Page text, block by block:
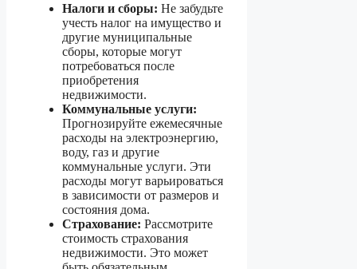
Налоги и сборы: Не забудьте
учесть налог на имущество и
другие муниципальные
сборы, которые могут
потребоваться после
приобретения
недвижимости.
Коммунальные услуги:
Прогнозируйте ежемесячные
расходы на электроэнергию,
воду, газ и другие
коммунальные услуги. Эти
расходы могут варьироваться
в зависимости от размеров и
состояния дома.
Страхование: Рассмотрите
стоимость страхования
недвижимости. Это может